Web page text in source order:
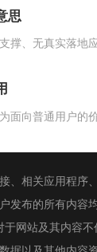
思
、相关应用程序
发布的所有内容
于网站及其内容